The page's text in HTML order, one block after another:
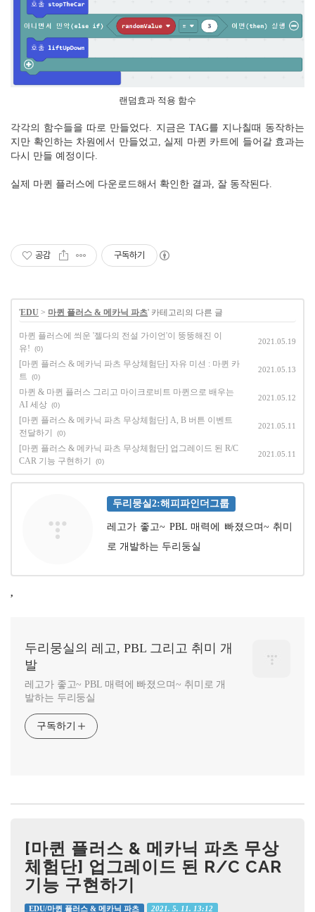
랜덤효과 적용 함수
각각의 함수들을 따로 만들었다. 지금은 TAG를 지나칠때 동작하는
지만 확인하는 차원에서 만들었고, 실제 마퀸 카트에 들어갈 효과는
다시 만들 예정이다.
실제 마퀸 플러스에 다운로드해서 확인한 결과, 잘 동작된다.
공감 구독하기
'EDU > 마퀸 플러스 & 메카닉 파츠' 카테고리의 다른 글
마퀸 플러스에 씌운 '젤다의 전설 가이언'이 뚱뚱해진 이
유!
(0)
2021.05.19
[마퀸 플러스 & 메카닉 파츠 무상체험단] 자유 미션 : 마퀸 카
트
(0)
2021.05.13
마퀸 & 마퀸 플러스 그리고 마이크로비트 마퀸으로 배우는
AI 세상 (0)
2021.05.12
[마퀸 플러스 & 메카닉 파츠 무상체험단] A, B 버튼 이벤트
전달하기
(0)
2021.05.11
[마퀸 플러스 & 메카닉 파츠 무상체험단] 업그레이드 된 R/C
CAR 기능 구현하기
(0)
2021.05.11
두리뭉실2:해피파인더그룹
레고가 좋고~ PBL 매력에 빠졌으며~ 취미
로 개발하는 두리둥실
,
두리뭉실의 레고, PBL 그리고 취미 개
발
레고가 좋고~ PBL 매력에 빠졌으며~ 취미로 개
발하는 두리둥실
구독하기
[마퀸 플러스 & 메카닉 파츠 무상
체험단] 업그레이드 된 R/C CAR
기능 구현하기
EDU/마퀸 플러스 & 메카닉 파츠 2021. 5. 11. 13:12